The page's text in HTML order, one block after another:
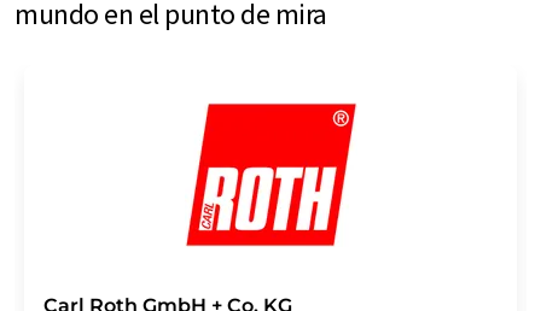
mundo en el punto de mira
Carl Roth GmbH + Co. KG